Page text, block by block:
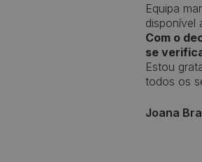
Equipa
disponível
Com o
se
Estou
todos os
Joana